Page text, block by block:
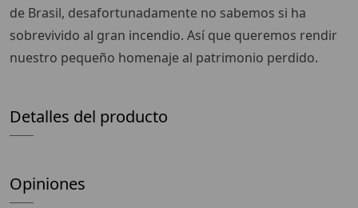
de Brasil, desafortunadamente no sabemos si ha
sobrevivido al gran incendio. Así que queremos rendir
nuestro pequeño homenaje al patrimonio perdido.
Detalles del producto
Opiniones